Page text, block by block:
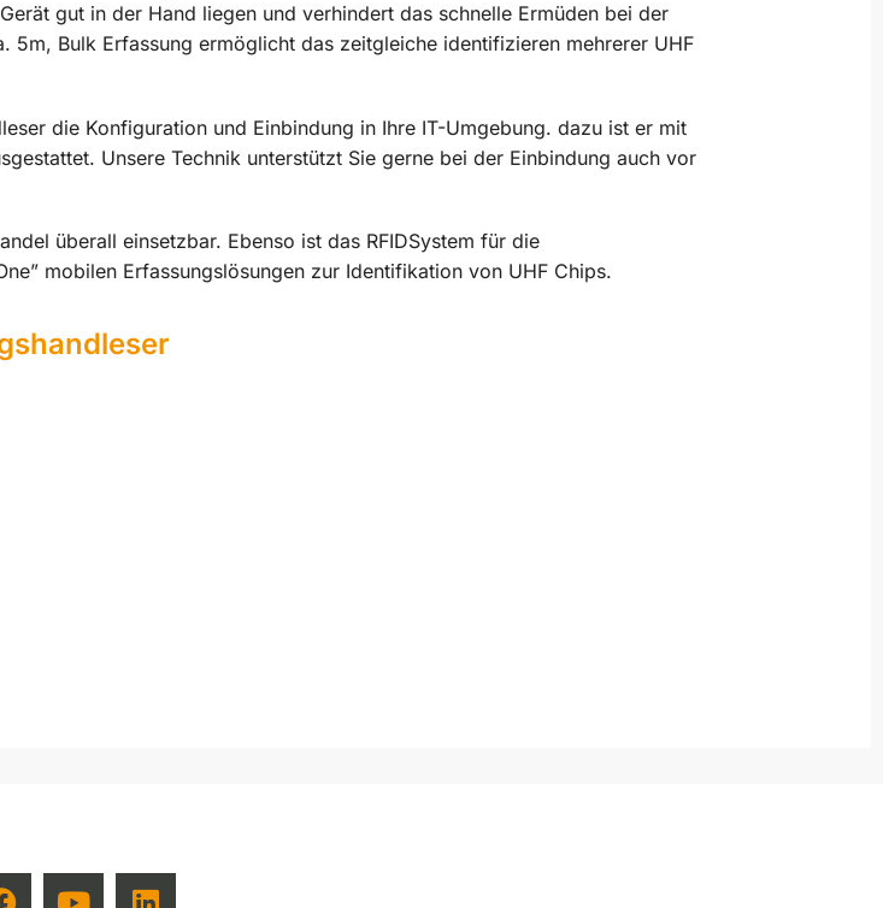
gut in der Hand liegen und verhindert das schnelle Ermüden bei der
Bulk Erfassung ermöglicht das zeitgleiche identifizieren mehrerer UHF
die Konfiguration und Einbindung in Ihre IT-Umgebung. dazu ist er mit
Unsere Technik unterstützt Sie gerne bei der Einbindung auch vor
überall einsetzbar. Ebenso ist das RFIDSystem für die
mobilen Erfassungslösungen zur Identifikation von UHF Chips.